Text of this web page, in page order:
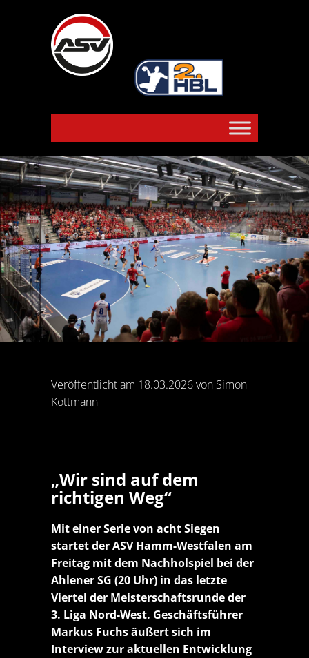
Veröffentlicht am 18.03.2026 von Simon
Kottmann
„Wir sind auf dem
richtigen Weg“
Mit einer Serie von acht Siegen
startet der ASV Hamm-Westfalen am
Freitag mit dem Nachholspiel bei der
Ahlener SG (20 Uhr) in das letzte
Viertel der Meisterschaftsrunde der
3. Liga Nord-West. Geschäftsführer
Markus Fuchs äußert sich im
Interview zur aktuellen Entwicklung